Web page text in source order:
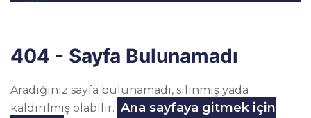
404 - Sayfa Bulunamadı
Aradığınız sayfa bulunamadı, silinmiş yada
kaldırılmış olabilir. Ana sayfaya gitmek için